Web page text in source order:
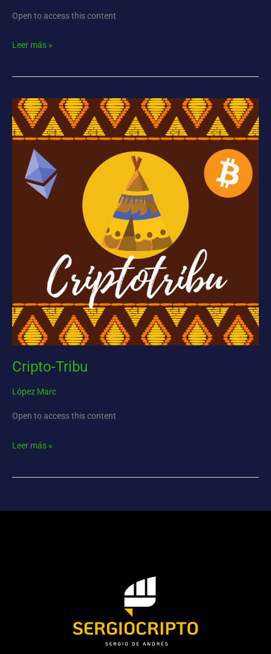
Open to access this content
Leer más »
Cripto-Tribu
López Marc
Open to access this content
Cripto-
Tribu
Leer más »